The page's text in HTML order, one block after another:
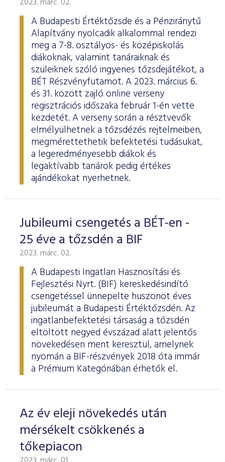
ESG Útmutató
A Budapesti Értéktőzsde és a Pénziránytű
Alapítvány nyolcadik alkalommal rendezi
meg a 7-8. osztályos- és középiskolás
diákoknak, valamint tanáraiknak és
szüleiknek szóló ingyenes tőzsdejátékot, a
BÉT Részvényfutamot. A 2023. március 6.
és 31. között zajló online verseny
regisztrációs időszaka február 1-én vette
kezdetét. A verseny során a résztvevők
elmélyülhetnek a tőzsdézés rejtelmeiben,
megmérettethetik befektetési tudásukat,
a legeredményesebb diákok és
legaktívabb tanárok pedig értékes
ajándékokat nyerhetnek.
Jubileumi csengetés a BÉT-en -
25 éve a tőzsdén a BIF
2023. márc. 02.
A Budapesti Ingatlan Hasznosítási és
Fejlesztési Nyrt. (BIF) kereskedésindító
csengetéssel ünnepelte huszonöt éves
jubileumát a Budapesti Értéktőzsdén. Az
ingatlanbefektetési társaság a tőzsdén
eltöltött negyed évszázad alatt jelentős
növekedésen ment keresztül, amelynek
nyomán a BIF-részvények 2018 óta immár
a Prémium Kategóriában érhetők el.
Az év eleji növekedés után
mérsékelt csökkenés a
tőkepiacon